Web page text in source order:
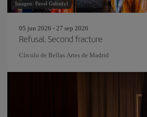
Imagen: Pavel Gabzdyl
05 jun 2026 - 27 sep 2026
Refusal. Second fracture
Círculo de Bellas Artes de Madrid